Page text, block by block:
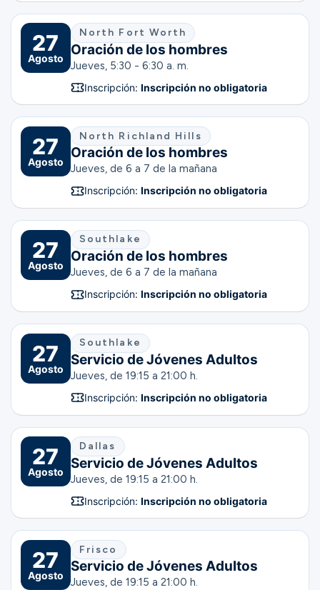
27
Agosto
North Fort Worth
Oración de los hombres
Jueves, 5:30 - 6:30 a. m.
Inscripción: Inscripción no obligatoria
27
Agosto
North Richland Hills
Oración de los hombres
Jueves, de 6 a 7 de la mañana
Inscripción: Inscripción no obligatoria
27
Agosto
Southlake
Oración de los hombres
Jueves, de 6 a 7 de la mañana
Inscripción: Inscripción no obligatoria
27
Agosto
Southlake
Servicio de Jóvenes Adultos
Jueves, de 19:15 a 21:00 h.
Inscripción: Inscripción no obligatoria
27
Agosto
Dallas
Servicio de Jóvenes Adultos
Jueves, de 19:15 a 21:00 h.
Inscripción: Inscripción no obligatoria
27
Agosto
Frisco
Servicio de Jóvenes Adultos
Jueves, de 19:15 a 21:00 h.